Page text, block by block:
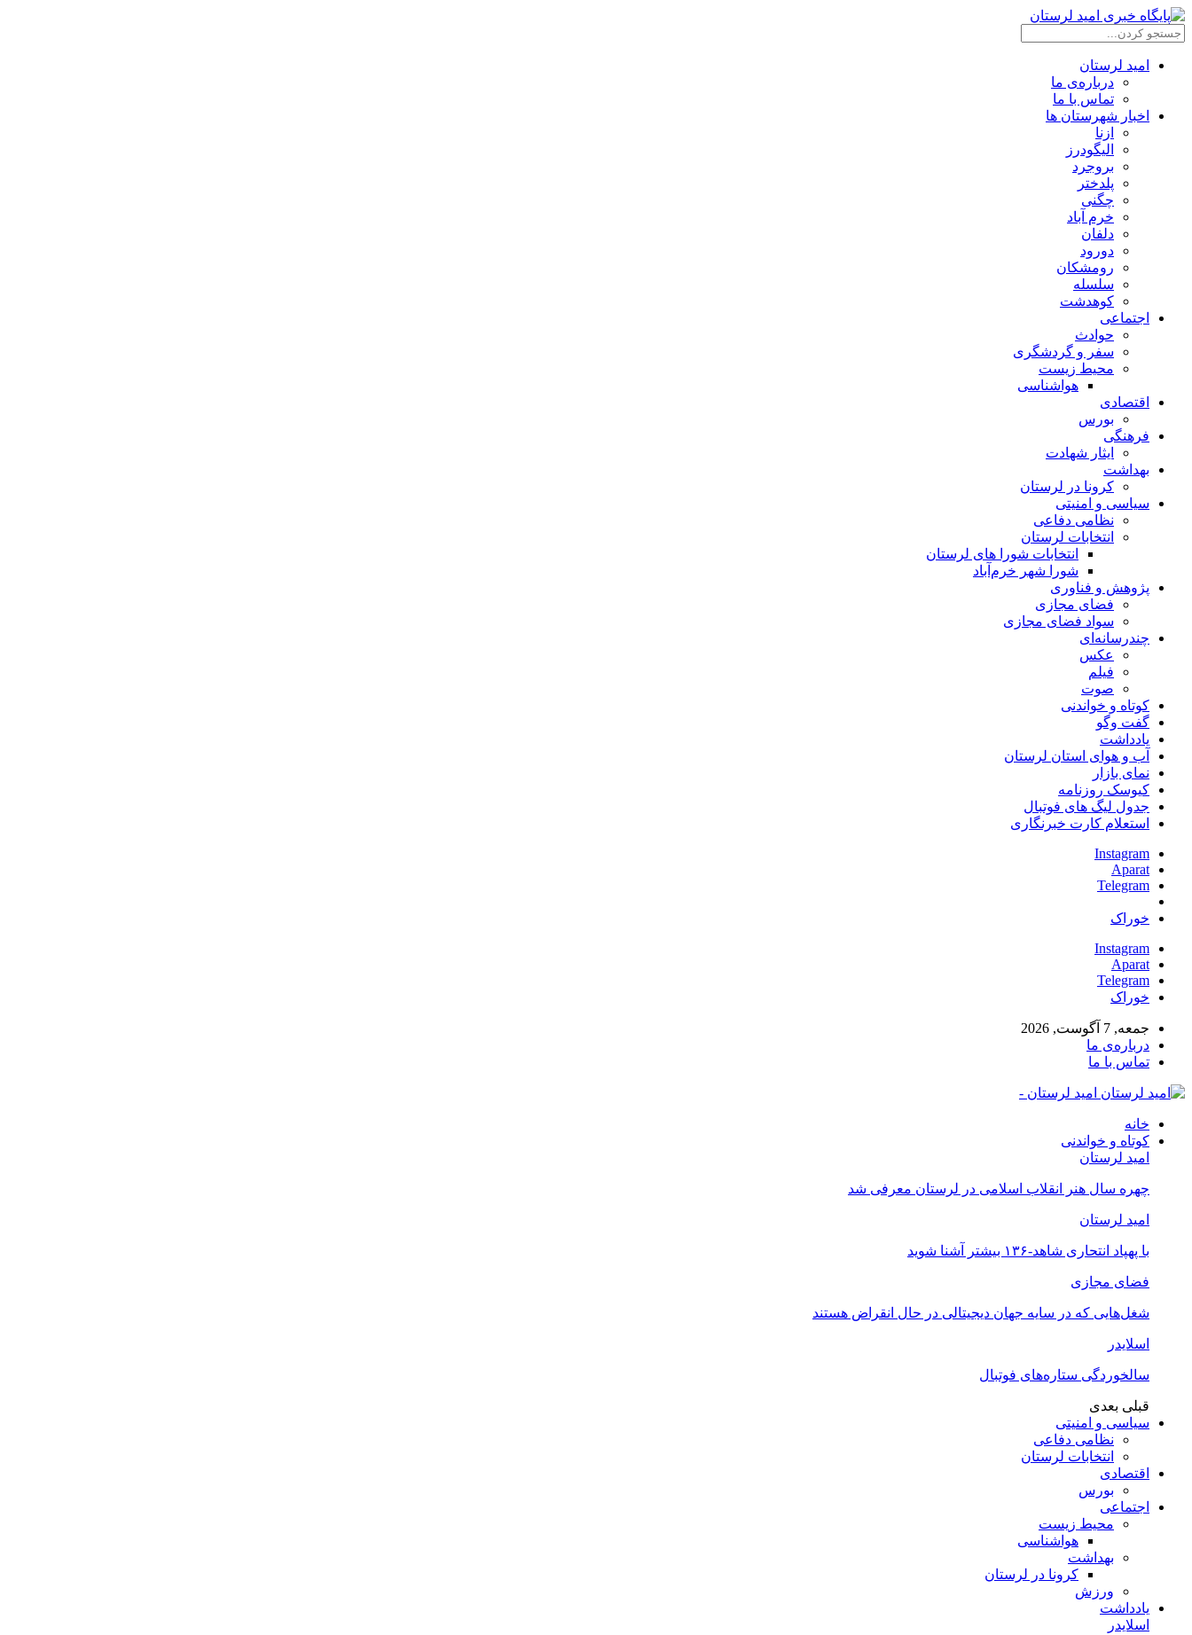
امید لرستان
درباره‌ی ما
تماس با ما
اخبار شهرستان ها
ازنا
الیگودرز
بروجرد
پلدختر
چگنی
خرم آباد
دلفان
دورود
رومشکان
سلسله
کوهدشت
اجتماعی
حوادث
سفر و گردشگری
محیط زیست
هواشناسی
اقتصادی
بورس
فرهنگی
ایثار شهادت
بهداشت
کرونا در لرستان
سیاسی و امنیتی
نظامی دفاعی
انتخابات لرستان
انتخابات شورا های لرستان
شورا شهر خرم‌آباد
پژوهش و فناوری
فضای مجازی
سواد فضای مجازی
چندرسانه‌ای
عكس
فیلم
صوت
کوتاه و خواندنی
گفت وگو
یادداشت
آب و هوای استان لرستان
نمای بازار
کیوسک روزنامه
جدول لیگ های فوتبال
استعلام کارت خبرنگاری
Instagram
Aparat
Telegram
خوراک
Instagram
Aparat
Telegram
خوراک
جمعه, 7 آگوست, 2026
درباره‌ی ما
تماس با ما
امید لرستان -
خانه
کوتاه و خواندنی
امید لرستان
چهره سال هنر انقلاب اسلامی در لرستان معرفی شد
امید لرستان
با پهپاد انتحاری شاهد-۱۳۶ بیشتر آشنا شوید
فضای مجازی
شغل‌‌هایی که در سایه جهان دیجیتالی در حال انقراض هستند
اسلایدر
سالخوردگی ستاره‌های فوتبال
قبلی بعدی
سیاسی و امنیتی
نظامی دفاعی
انتخابات لرستان
اقتصادی
بورس
اجتماعی
محیط زیست
هواشناسی
بهداشت
کرونا در لرستان
ورزش
یادداشت
اسلایدر